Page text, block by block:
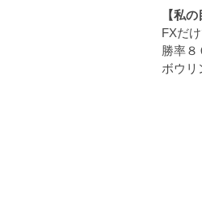
【私の
FXだ
勝率８
ボウリ